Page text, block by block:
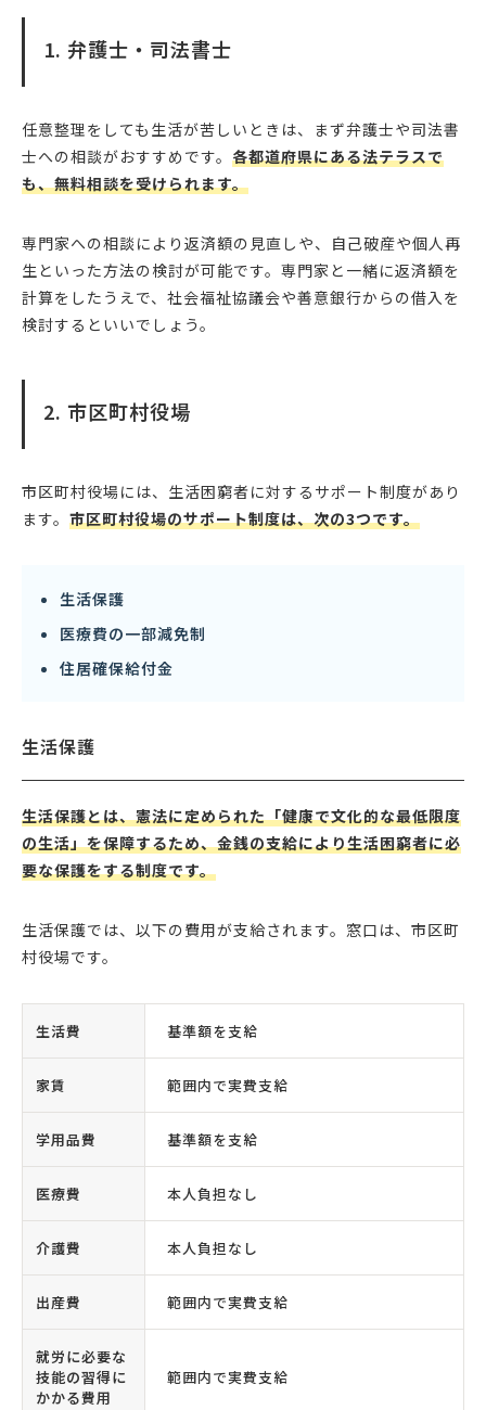
1. 弁護士・司法書士
任意整理をしても生活が苦しいときは、まず弁護士や司法書
士への相談がおすすめです。 各都道府県にある法テラスで
も、無料相談を受けられます。
専門家への相談により返済額の見直しや、自己破産や個人再
生といった方法の検討が可能です。専門家と一緒に返済額を
計算をしたうえで、社会福祉協議会や善意銀行からの借入を
検討するといいでしょう。
2. 市区町村役場
市区町村役場には、生活困窮者に対するサポート制度があり
ます。 市区町村役場のサポート制度は、次の3つです。
生活保護
医療費の一部減免制
住居確保給付金
生活保護
生活保護とは、憲法に定められた「健康で文化的な最低限度
の生活」を保障するため、金銭の支給により生活困窮者に必
要な保護をする制度です。
生活保護では、以下の費用が支給されます。窓口は、市区町
村役場です。
生活費 基準額を支給
家賃 範囲内で実費支給
学用品費 基準額を支給
医療費 本人負担なし
介護費 本人負担なし
出産費 範囲内で実費支給
就労に必要な
技能の習得に
かかる費用
範囲内で実費支給